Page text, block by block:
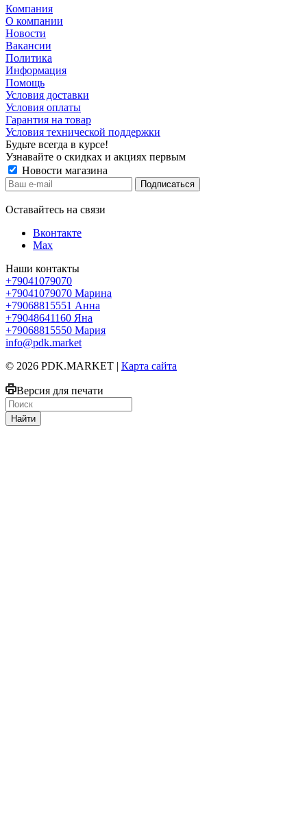
Компания
О компании
Новости
Вакансии
Политика
Информация
Помощь
Условия доставки
Условия оплаты
Гарантия на товар
Условия технической поддержки
Будьте всегда в курсе!
Узнавайте о скидках и акциях первым
Новости магазина
Оставайтесь на связи
Вконтакте
Max
Наши контакты
+79041079070
+79041079070 Марина
+79068815551 Анна
+79048641160 Яна
+79068815550 Мария
info@pdk.market
© 2026 PDK.MARKET | Карта сайта
Версия для печати
Найти